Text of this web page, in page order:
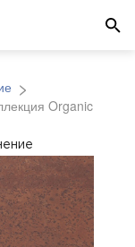
Organic